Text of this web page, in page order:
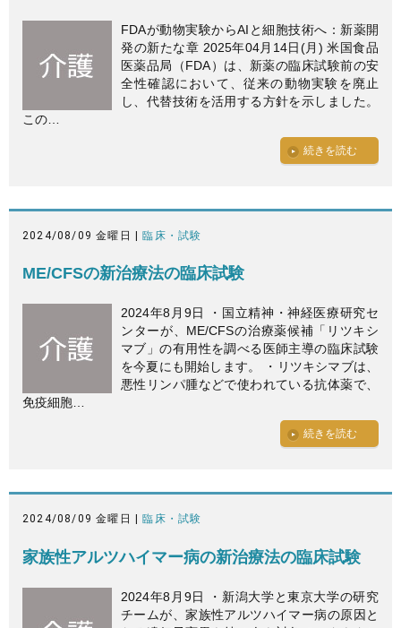
FDAが動物実験からAIと細胞技術へ：新薬開
発の新たな章 2025年04月14日(月) 米国食品
医薬品局（FDA）は、新薬の臨床試験前の安
全性確認において、従来の動物実験を廃止
し、代替技術を活用する方針を示しました。
この…
続きを読む
2024/08/09 金曜日 |臨床・試験
ME/CFSの新治療法の臨床試験
2024年8月9日 ・国立精神・神経医療研究セ
ンターが、ME/CFSの治療薬候補「リツキシ
マブ」の有用性を調べる医師主導の臨床試験
を今夏にも開始します。 ・リツキシマブは、
悪性リンパ腫などで使われている抗体薬で、
免疫細胞…
続きを読む
2024/08/09 金曜日 | 臨床・試験
家族性アルツハイマー病の新治療法の臨床試験
2024年8月9日 ・新潟大学と東京大学の研究
チームが、家族性アルツハイマー病の原因と